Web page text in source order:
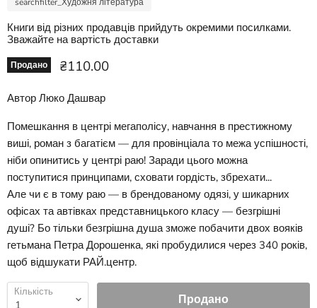
Книги від різних продавців прийдуть окремими посилками.
Зважайте на вартість доставки
Продано Ціна зараз
₴110.00
Автор Люко Дашвар
Помешкання в центрі мегаполісу, навчання в престижному
виші, роман з багатієм — для провінціала то межа успішності,
ніби опинитись у центрі раю! Заради цього можна
поступитися принципами, сховати гордість, збрехати...
Але чи є в тому раю — в брендованому одязі, у шикарних
офісах та автівках представницького класу — безгрішні
душі? Бо тільки безгрішна душа зможе побачити двох вояків
гетьмана Петра Дорошенка, які пробудилися через 340 років,
щоб відшукати РАЙ.центр.
Кількість Продано